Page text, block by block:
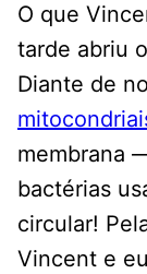
O que
tarde abriu
Diante de
membrana
bactérias
circular!
Vincent e